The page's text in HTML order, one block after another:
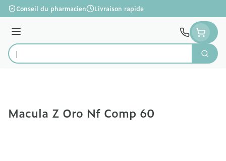
Aller au contenu
Conseil du pharmacien Livraison rapide
Menu
Rechercher
Macula Z Oro Nf Comp 60